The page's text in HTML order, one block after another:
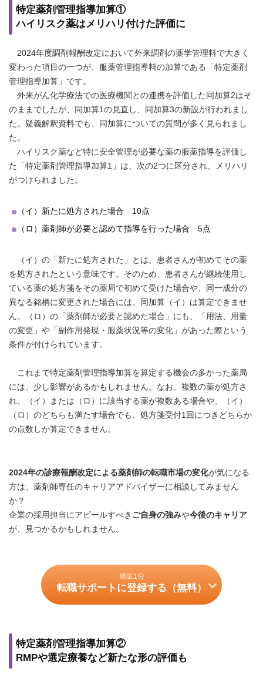
特定薬剤管理指導加算①
ハイリスク薬はメリハリ付けた評価に
2024年度調剤報酬改定において外来調剤の薬学管理料で大きく
変わった項目の一つが、服薬管理指導料の加算である「特定薬剤
管理指導加算」です。
外来がん化学療法での医療機関との連携を評価した同加算2はそ
のままでしたが、同加算1の見直し、同加算3の新設が行われまし
た。疑義解釈資料でも、同加算についての質問が多く見られまし
た。
ハイリスク薬など特に安全管理が必要な薬の服薬指導を評価し
た「特定薬剤管理指導加算1」は、次の2つに区分され、メリハリ
がつけられました。
（イ）新たに処方された場合 10点
（ロ）薬剤師が必要と認めて指導を行った場合 5点
（イ）の「新たに処方された」とは、患者さんが初めてその薬
を処方されたという意味です。そのため、患者さんが継続使用し
ている薬の処方箋をその薬局で初めて受けた場合や、同一成分の
異なる銘柄に変更された場合には、同加算（イ）は算定できませ
ん。（ロ）の「薬剤師が必要と認めた場合」にも、「用法、用量
の変更」や「副作用発現・服薬状況等の変化」があった際という
条件が付けられています。
これまで特定薬剤管理指導加算を算定する機会の多かった薬局
には、少し影響があるかもしれません。なお、複数の薬が処方さ
れ、（イ）または（ロ）に該当する薬が複数ある場合や、（イ）
（ロ）のどちらも満たす場合でも、処方箋受付1回につきどちらか
の点数しか算定できません。
2024年の診療報酬改定による薬剤師の転職市場の変化が気になる
方は、薬剤師専任のキャリアアドバイザーに相談してみません
か？
企業の採用担当にアピールすべき ご自身の強みや今後のキャリア
が、見つかるかもしれません。
簡単1分
転職サポートに登録する（無料）
特定薬剤管理指導加算②
RMPや選定療養など新たな形の評価も